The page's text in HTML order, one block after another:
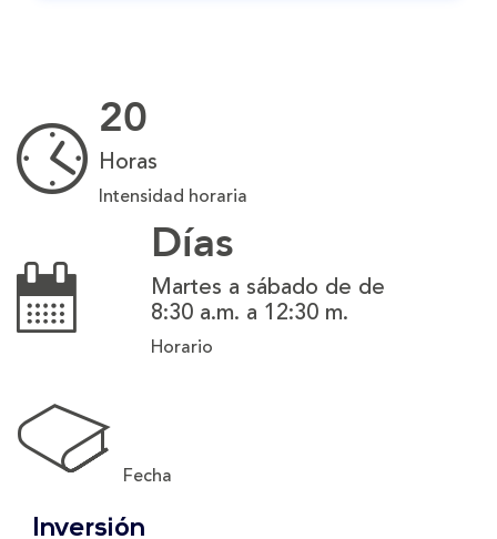
20
Horas
Intensidad horaria
Días
Martes a sábado de de
8:30 a.m. a 12:30 m.
Horario
Fecha
Inversión